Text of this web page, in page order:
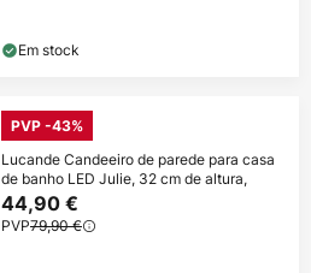
Em stock
PVP -43%
Lucande Candeeiro de parede para casa
de banho LED Julie, 32 cm de altura,
44,90 €
PVP79,90 €